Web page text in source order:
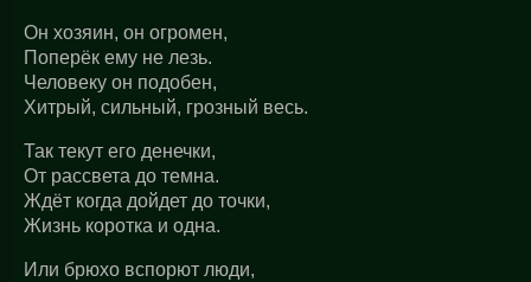
Он хозяин, он огромен,
Поперёк ему не лезь.
Человеку он подобен,
Хитрый, сильный, грозный весь.
Так текут его денечки,
От рассвета до темна.
Ждёт когда дойдет до точки,
Жизнь коротка и одна.
Или брюхо вспорют люди,